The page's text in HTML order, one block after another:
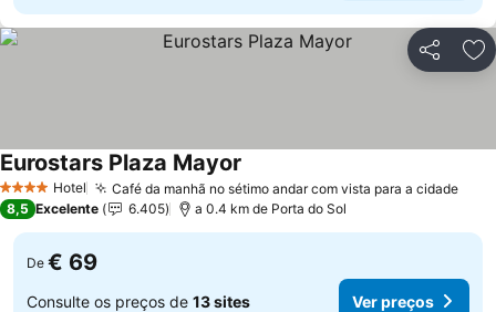
Partilhar
4 EstrelasHotel Café da manhã no sétimo andar com vista para a cidade
Eurostars Plaza Mayor
8,5 Excelente 6.405 a 0.4 km de Porta do Sol
De € 69
Consulte os preços de 13 sites Ver preços